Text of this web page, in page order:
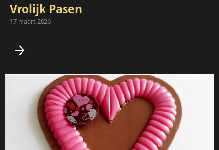
Vrolijk Pasen
17 maart 2026